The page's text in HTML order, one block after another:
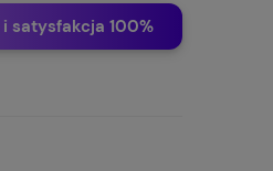
satysfakcja 100%